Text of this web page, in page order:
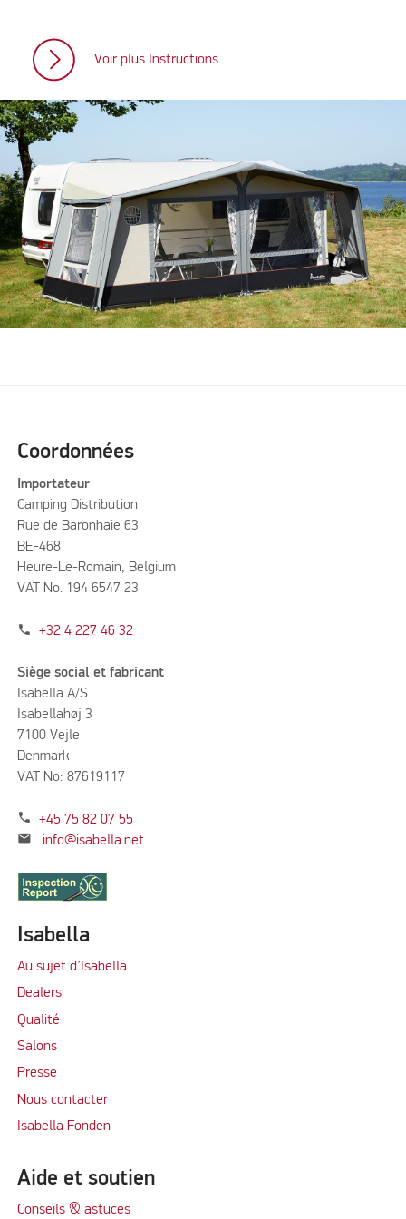
Voir plus Instructions
Coordonnées
Importateur
Camping Distribution
Rue de Baronhaie 63
BE-468
Heure-Le-Romain, Belgium
VAT No. 194 6547 23
phone +32 4 227 46 32
Siège social et fabricant
Isabella A/S
Isabellahøj 3
7100 Vejle
Denmark
VAT No: 87619117
phone +45 75 82 07 55
mail info@isabella.net
Isabella
Au sujet d’Isabella
Dealers
Qualité
Salons
Presse
Nous contacter
Isabella Fonden
Aide et soutien
Conseils & astuces